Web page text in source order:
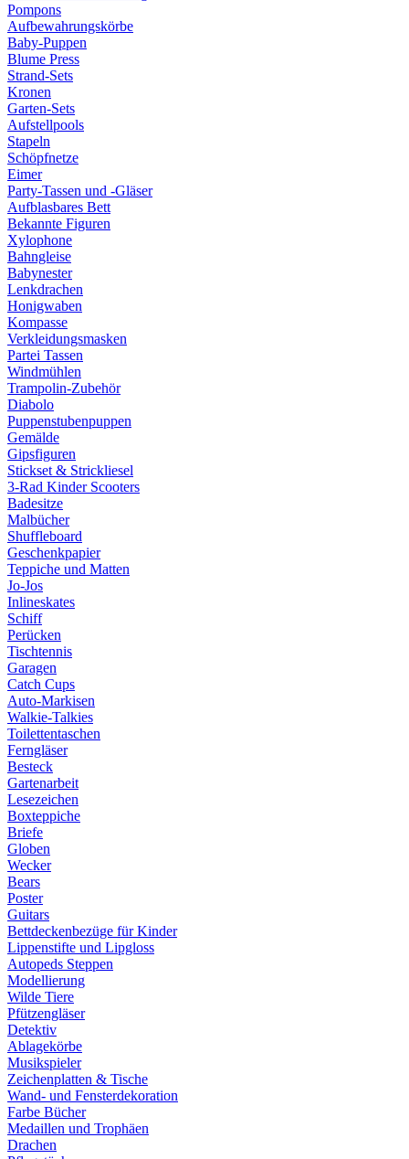
Pompons
Aufbewahrungskörbe
Baby-Puppen
Blume Press
Strand-Sets
Kronen
Garten-Sets
Aufstellpools
Stapeln
Schöpfnetze
Eimer
Party-Tassen und -Gläser
Aufblasbares Bett
Bekannte Figuren
Xylophone
Bahngleise
Babynester
Lenkdrachen
Honigwaben
Kompasse
Verkleidungsmasken
Partei Tassen
Windmühlen
Trampolin-Zubehör
Diabolo
Puppenstubenpuppen
Gemälde
Gipsfiguren
Stickset & Strickliesel
3-Rad Kinder Scooters
Badesitze
Malbücher
Shuffleboard
Geschenkpapier
Teppiche und Matten
Jo-Jos
Inlineskates
Schiff
Perücken
Tischtennis
Garagen
Catch Cups
Auto-Markisen
Walkie-Talkies
Toilettentaschen
Ferngläser
Besteck
Gartenarbeit
Lesezeichen
Boxteppiche
Briefe
Globen
Wecker
Bears
Poster
Guitars
Bettdeckenbezüge für Kinder
Lippenstifte und Lipgloss
Autopeds Steppen
Modellierung
Wilde Tiere
Pfützengläser
Detektiv
Ablagekörbe
Musikspieler
Zeichenplatten & Tische
Wand- und Fensterdekoration
Farbe Bücher
Medaillen und Trophäen
Drachen